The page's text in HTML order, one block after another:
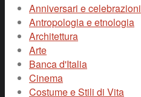
Anniversari e celebrazioni
Antropologia e etnologia
Architettura
Arte
Banca d'Italia
Cinema
Costume e Stili di Vita